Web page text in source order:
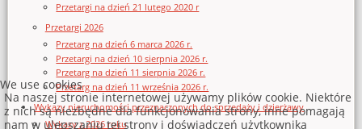
Przetargi na dzień 21 lutego 2020 r
Przetargi 2026
Przetarg na dzień 6 marca 2026 r.
Przetargi na dzień 10 sierpnia 2026 r.
Przetarg na dzień 11 sierpnia 2026 r.
Przetarg na dzień 11 września 2026 r.
Wykazy nieruchomości przeznaczonych do sprzedaży i dzierżawy
Wykazy z 2026 roku
We use cookies
Na naszej stronie internetowej używamy plików cookie. Niektóre
z nich są niezbędne dla funkcjonowania strony, inne pomagają
nam w ulepszaniu tej strony i doświadczeń użytkownika